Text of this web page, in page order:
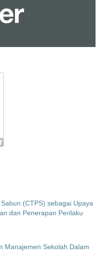
(CTPS) sebagai Upaya
dan Penerapan Perilaku
Manajemen Sekolah Dalam